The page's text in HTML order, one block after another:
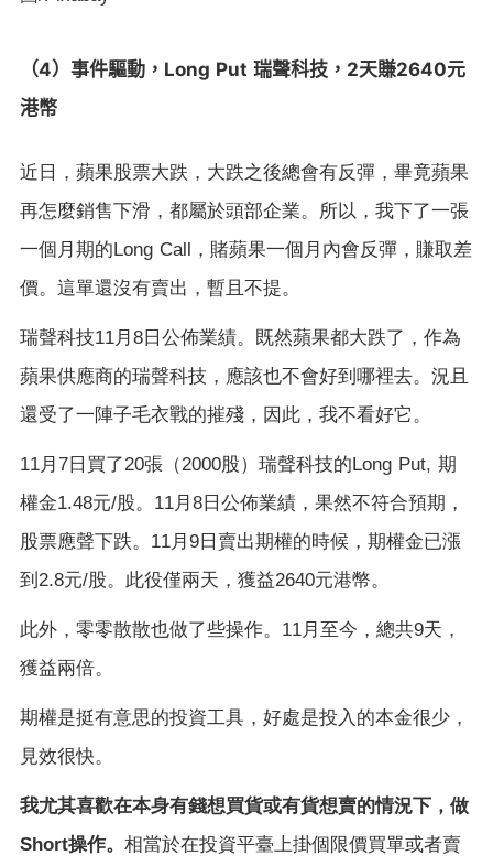
（4）事件驅動， Long Put 瑞聲科技， 2天賺2640元
港幣
近日，蘋果股票大跌，大跌之後總會有反彈，畢竟蘋果
再怎麼銷售下滑，都屬於頭部企業。所以，我下了一張
一個月期的Long Call ，賭蘋果一個月內會反彈，賺取差
價。這單還沒有賣出，暫且不提。
瑞聲科技11月 8 日公佈業績。既然蘋果都大跌了，作為
蘋果供應商的瑞聲科技，應該也不會好到哪裡去。況且
還受了一陣子毛衣戰的摧殘，因此，我不看好它。
11月 7 日買了20張（2000股）瑞聲科技的Long Put, 期
權金1.48元/股。 11月 8 日公佈業績，果然不符合預期，
股票應聲下跌。 11月 9 日賣出期權的時候，期權金已漲
到 2.8元/股。此役僅兩天，獲益2640元港幣。
此外，零零散散也做了些操作。 11月至今，總共9天，
獲益兩倍。
期權是挺有意思的投資工具，好處是投入的本金很少，
見效很快。
我尤其喜歡在本身有錢想買貨或有貨想賣的情況下，做
Short操作。 相當於在投資平臺上掛個限價買單或者賣